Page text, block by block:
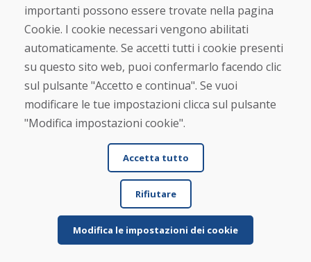
Nome e cognome
importanti possono essere trovate nella pagina
Cookie. I cookie necessari vengono abilitati
automaticamente. Se accetti tutti i cookie presenti
su questo sito web, puoi confermarlo facendo clic
sul pulsante "Accetto e continua". Se vuoi
modificare le tue impostazioni clicca sul pulsante
"Modifica impostazioni cookie".
Accetta tutto
Rifiutare
Modifica le impostazioni dei cookie